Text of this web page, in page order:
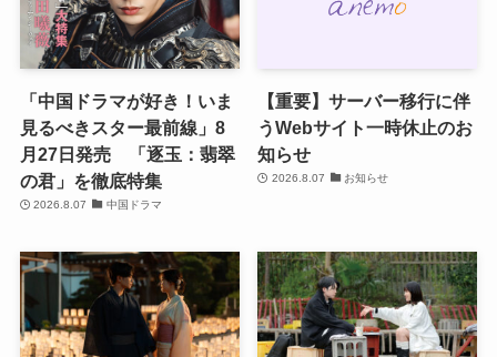
「中国ドラマが好き！いま
見るべきスター最前線」8
月27日発売 「逐玉：翡翠
の君」を徹底特集
2026.8.07 中国ドラマ
【重要】サーバー移行に伴
うWebサイト一時休止のお
知らせ
2026.8.07 お知らせ